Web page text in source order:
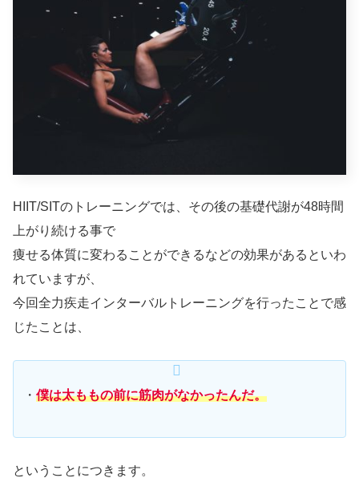
HIIT/SITのトレーニングでは、その後の基礎代謝が48時間
上がり続ける事で
痩せる体質に変わることができるなどの効果があるといわ
れていますが、
今回全力疾走インターバルトレーニングを行ったことで感
じたことは、
・ 僕は太ももの前に筋肉がなかったんだ。
ということにつきます。